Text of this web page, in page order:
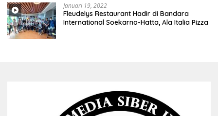
Januari 19, 2022
Fleudelys Restaurant Hadir di Bandara
International Soekarno-Hatta, Ala Italia Pizza